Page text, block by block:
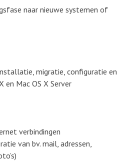
naar nieuwe systemen of
migratie, configuratie en
en Mac OS X Server
verbindingen
van bv. mail, adressen,